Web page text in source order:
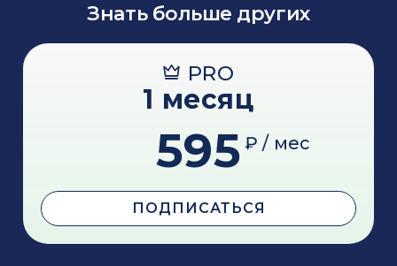
Знать больше других
PRO
1 месяц
595 ₽ / мес
ПОДПИСАТЬСЯ